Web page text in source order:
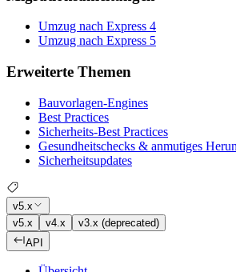
Umzug nach Express 4
Umzug nach Express 5
Erweiterte Themen
Bauvorlagen-Engines
Best Practices
Sicherheits-Best Practices
Gesundheitschecks & anmutiges
Sicherheitsupdates
v5.x
v5.x
v4.x
v3.x (deprecated)
API